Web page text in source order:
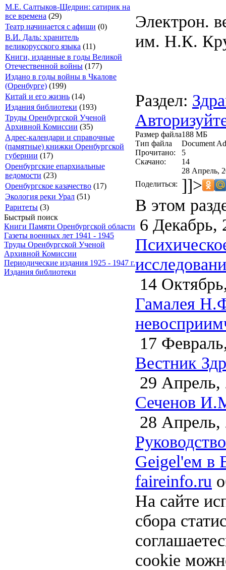
М.Е. Салтыков-Щедрин: сатирик на
все времена (29)
Театр начинается с афиши (0)
В.И. Даль: хранитель
великорусского языка (11)
Книги, изданные в годы Великой
Отечественной войны (177)
Издано в годы войны в Чкалове
(Оренбурге) (199)
Китай и его жизнь (14)
Издания библиотеки (193)
Труды Оренбургской Ученой
Архивной Комиссии (35)
Адрес-календари и справочные
(памятные) книжки Оренбургской
губернии (17)
Оренбургские епархиальные
ведомости (23)
Оренбургское казачество (17)
Экология реки Урал (51)
Раритеты (3)
Быстрый поиск
Книги Памяти Оренбургской области
Газеты военных лет 1941 - 1945
Труды Оренбургской Ученой
Архивной Комиссии
Периодические издания 1925 - 1947 г.
Издания библиотеки
Электрон.
им. Н.К.
Раздел:
Размер файла188 МБ
Тип файла
Document
Прочитано:
5
Скачано:
14
28 Апрель,
Поделиться: ]]>
В этом
6 Декабрь,
14
Гамалея
17
Вестник
29 Апрель,
Сеченов
28 Апрель,
Geigel'ем в
faireinfo.ru
На сайте
сбора
cookie